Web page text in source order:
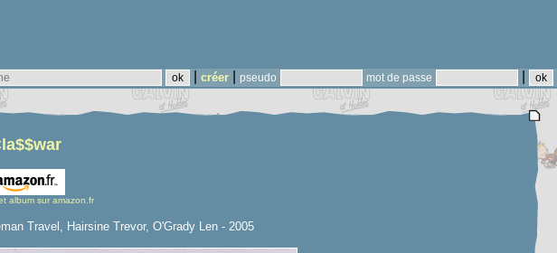
créer pseudo mot de passe
album sur amazon.fr
Travel, Hairsine Trevor, O'Grady Len - 2005